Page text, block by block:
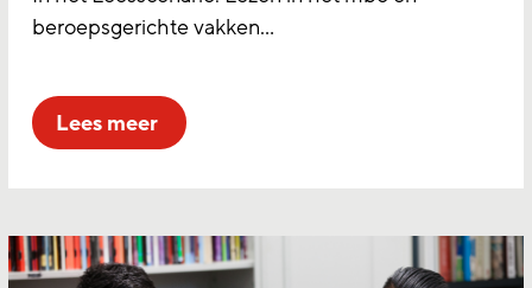
beroepsgerichte vakken…
lees meer